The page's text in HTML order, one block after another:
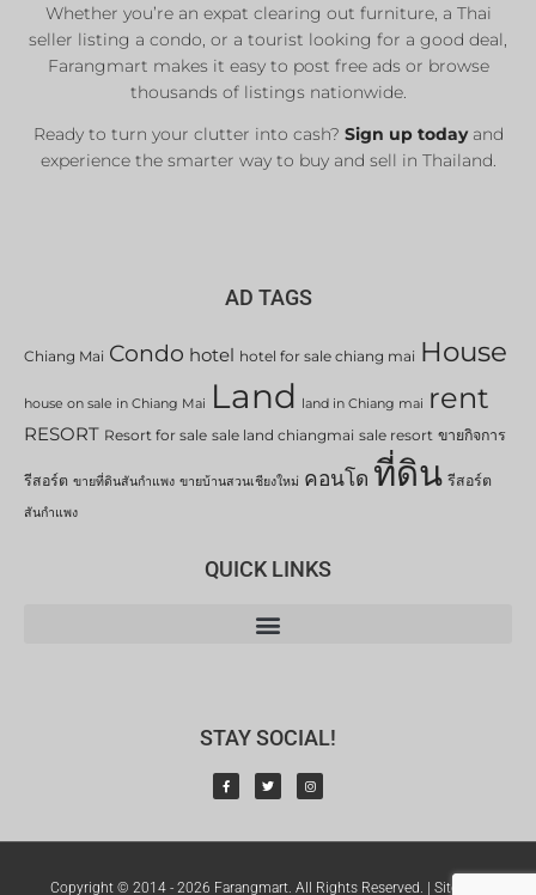
List Now
Whether you’re an expat clearing out furniture, a Thai
seller listing a condo, or a tourist looking for a good deal,
Farangmart makes it easy to post free ads or browse
thousands of listings nationwide.
Ready to turn your clutter into cash? Sign up todayand
experience the smarter way to buy and sell in Thailand.
AD TAGS
Chiang Mai Condo hotel hotel for sale chiang mai House
house on sale in Chiang Mai Land land in Chiang mai rent
RESORT Resort for sale sale land chiangmai sale resort ขายกิจการ
รีสอร์ต ขายที่ดินสันกำแพง ขายบ้านสวนเชียงใหม่ คอนโด ที่ดิน รีสอร์ต
สันกำแพง
QUICK LINKS
STAY SOCIAL!
Copyright © 2014 - 2026 Farangmart. All Rights Reserved. | Sitemap